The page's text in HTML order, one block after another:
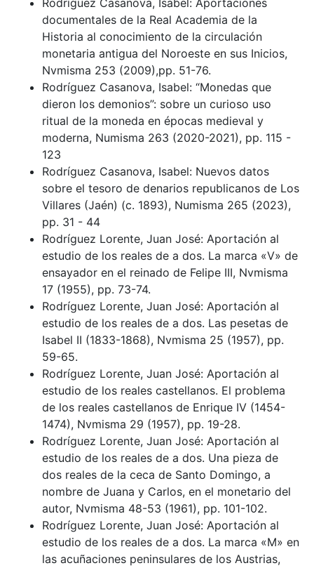
Rodríguez Casanova, Isabel: Aportaciones
documentales de la Real Academia de la
Historia al conocimiento de la circulación
monetaria antigua del Noroeste en sus Inicios,
Nvmisma 253 (2009),pp. 51-76.
Rodríguez Casanova, Isabel: “Monedas que
dieron los demonios”: sobre un curioso uso
ritual de la moneda en épocas medieval y
moderna, Numisma 263 (2020-2021), pp. 115 -
123
Rodríguez Casanova, Isabel: Nuevos datos
sobre el tesoro de denarios republicanos de Los
Villares (Jaén) (c. 1893), Numisma 265 (2023),
pp. 31 - 44
Rodríguez Lorente, Juan José: Aportación al
estudio de los reales de a dos. La marca «V» de
ensayador en el reinado de Felipe III, Nvmisma
17 (1955), pp. 73-74.
Rodríguez Lorente, Juan José: Aportación al
estudio de los reales de a dos. Las pesetas de
Isabel II (1833-1868), Nvmisma 25 (1957), pp.
59-65.
Rodríguez Lorente, Juan José: Aportación al
estudio de los reales castellanos. El problema
de los reales castellanos de Enrique IV (1454-
1474), Nvmisma 29 (1957), pp. 19-28.
Rodríguez Lorente, Juan José: Aportación al
estudio de los reales de a dos. Una pieza de
dos reales de la ceca de Santo Domingo, a
nombre de Juana y Carlos, en el monetario del
autor, Nvmisma 48-53 (1961), pp. 101-102.
Rodríguez Lorente, Juan José: Aportación al
estudio de los reales de a dos. La marca «M» en
las acuñaciones peninsulares de los Austrias,